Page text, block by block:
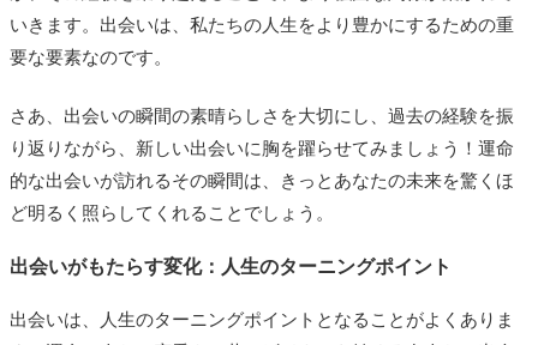
いきます。出会いは、私たちの人生をより豊かにするための重
要な要素なのです。
さあ、出会いの瞬間の素晴らしさを大切にし、過去の経験を振
り返りながら、新しい出会いに胸を躍らせてみましょう！運命
的な出会いが訪れるその瞬間は、きっとあなたの未来を驚くほ
ど明るく照らしてくれることでしょう。
出会いがもたらす変化：人生のターニングポイント
出会いは、人生のターニングポイントとなることがよくありま